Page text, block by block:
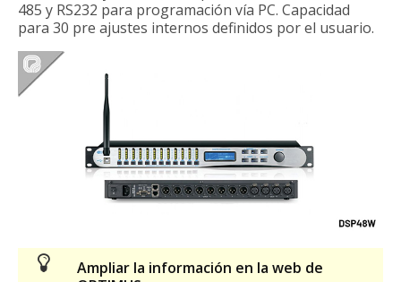
485 y RS232 para programación vía PC. Capacidad
para 30 pre ajustes internos definidos por el usuario.
Ampliar la información en la web de